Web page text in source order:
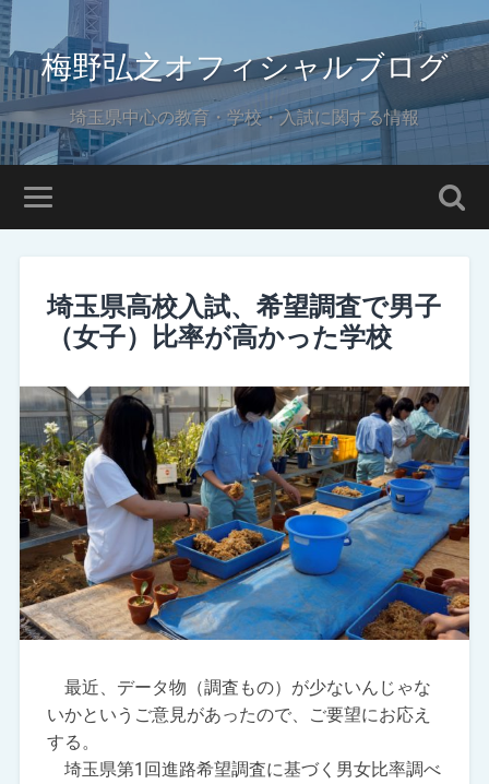
梅野弘之オフィシャルブログ
埼玉県中心の教育・学校・入試に関する情報
埼玉県高校入試、希望調査で男子
（女子）比率が高かった学校
最近、データ物（調査もの）が少ないんじゃな
いかというご意見があったので、ご要望にお応え
する。
埼玉県第1回進路希望調査に基づく男女比率調べ